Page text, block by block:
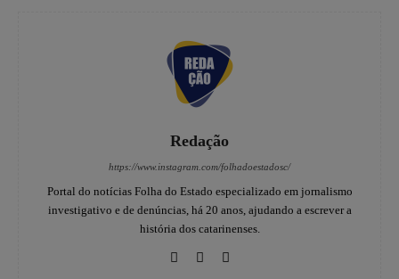
Redação
https://www.instagram.com/folhadoestadosc/
Portal do notícias Folha do Estado especializado em jornalismo
investigativo e de denúncias, há 20 anos, ajudando a escrever a
história dos catarinenses.